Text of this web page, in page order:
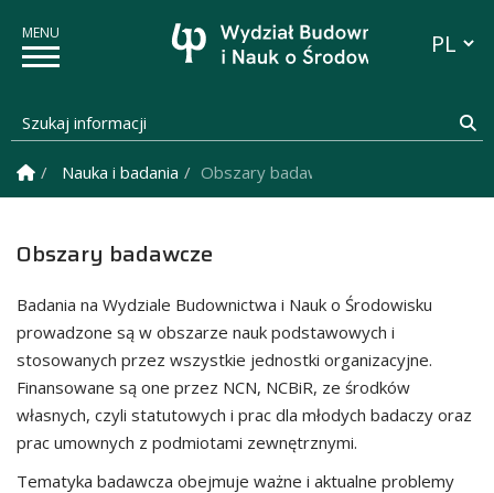
Szukaj informacji
Strona Główna
Nauka i badania Obszary badawcze
Obszary badawcze
Badania na Wydziale Budownictwa i Nauk o Środowisku
prowadzone są w obszarze nauk podstawowych i
stosowanych przez wszystkie jednostki organizacyjne.
Finansowane są one przez NCN, NCBiR, ze środków
własnych, czyli statutowych i prac dla młodych badaczy oraz
prac umownych z podmiotami zewnętrznymi.
Tematyka badawcza obejmuje ważne i aktualne problemy